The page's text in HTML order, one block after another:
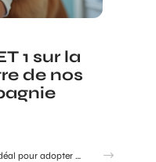
1 sur la
de nos
Durée de vie poule pondeuse : âge idéal pour adopter ou renouveler ?